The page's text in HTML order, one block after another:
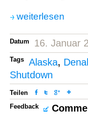
weiterlesen
Datum 16. Januar
Tags Alaska,
Shutdown
Teilen
Feedback